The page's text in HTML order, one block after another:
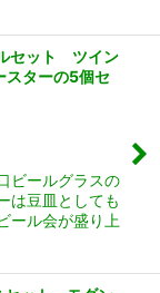
セット ツイン
ターの5個セ
ビールグラスの
は豆皿としても
ール会が盛り上